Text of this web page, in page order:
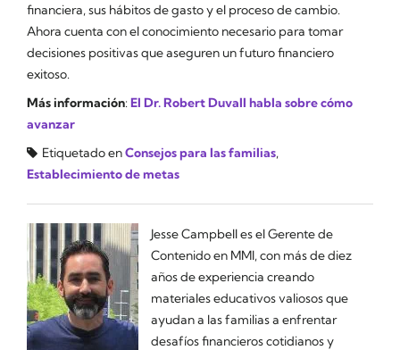
financiera, sus hábitos de gasto y el proceso de cambio.
Ahora cuenta con el conocimiento necesario para tomar
decisiones positivas que aseguren un futuro financiero
exitoso.
Más información: El Dr. Robert Duvall habla sobre cómo
avanzar
Etiquetado enConsejos para las familias,
Establecimiento de metas
Jesse Campbell es el Gerente de
Contenido en MMI, con más de diez
años de experiencia creando
materiales educativos valiosos que
ayudan a las familias a enfrentar
desafíos financieros cotidianos y